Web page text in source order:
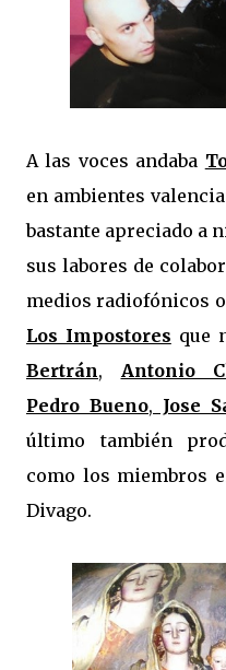
A las voces andaba
en ambientes
bastante apreciado a
sus labores de
medios radiofónicos
Los Impostores que
Bertrán, Antonio
Pedro Bueno, Jose
último también
como los miembros
Divago.